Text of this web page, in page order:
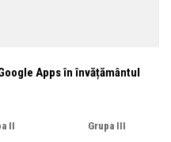
Apps în învățământul
II Grupa III